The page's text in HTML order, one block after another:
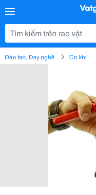
Đào tạo, Dạy nghề Cơ khí